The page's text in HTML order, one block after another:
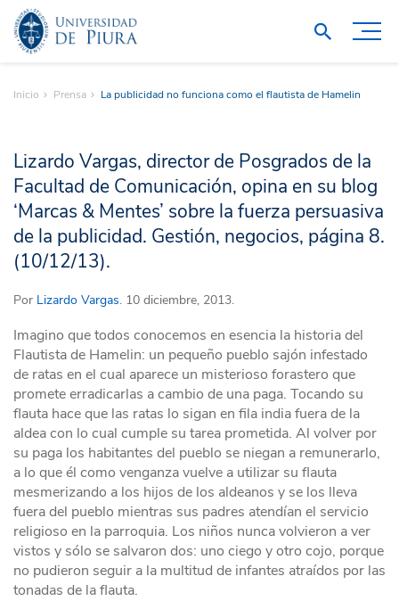
Inicio Prensa La publicidad no funciona como el flautista de Hamelin
Lizardo Vargas, director de Posgrados de la
Facultad de Comunicación, opina en su blog
‘Marcas & Mentes’ sobre la fuerza persuasiva
de la publicidad. Gestión, negocios, página 8.
(10/12/13).
Por Lizardo Vargas. 10 diciembre, 2013.
Imagino que todos conocemos en esencia la historia del
Flautista de Hamelin: un pequeño pueblo sajón infestado
de ratas en el cual aparece un misterioso forastero que
promete erradicarlas a cambio de una paga. Tocando su
flauta hace que las ratas lo sigan en fila india fuera de la
aldea con lo cual cumple su tarea prometida. Al volver por
su paga los habitantes del pueblo se niegan a remunerarlo,
a lo que él como venganza vuelve a utilizar su flauta
mesmerizando a los hijos de los aldeanos y se los lleva
fuera del pueblo mientras sus padres atendían el servicio
religioso en la parroquia. Los niños nunca volvieron a ver
vistos y sólo se salvaron dos: uno ciego y otro cojo, porque
no pudieron seguir a la multitud de infantes atraídos por las
tonadas de la flauta.